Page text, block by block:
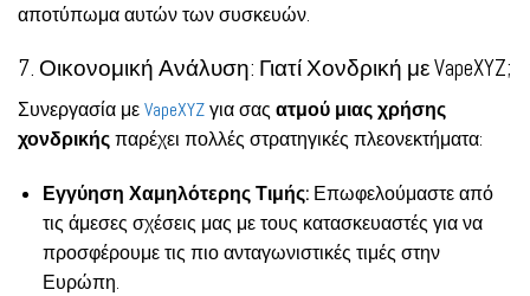
αποτύπωμα αυτών των συσκευών.
7. Οικονομική Ανάλυση: Γιατί Χονδρική με VapeXYZ;
Συνεργασία μεVapeXYZγια σας ατμού μιας χρήσης
χονδρικήςπαρέχει πολλές στρατηγικές πλεονεκτήματα:
Εγγύηση Χαμηλότερης Τιμής:Επωφελούμαστε από
τις άμεσες σχέσεις μας με τους κατασκευαστές για να
προσφέρουμε τις πιο ανταγωνιστικές τιμές στην
Ευρώπη.